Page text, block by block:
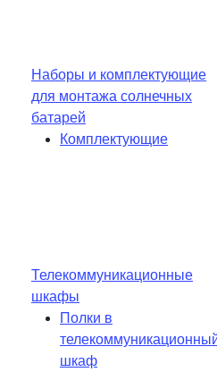
Наборы и комплектующие
для монтажа солнечных
батарей
Комплектующие
Телекоммуникационные
шкафы
Полки в
шкаф